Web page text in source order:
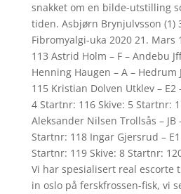
snakket om en bilde-utstilling
tiden. Asbjørn Brynjulvsson (1)
Fibromyalgi-uka 2020 21. Mars
113 Astrid Holm – F – Andebu
Henning Haugen – A – Hedrum
115 Kristian Dolven Utklev – E2
4 Startnr: 116 Skive: 5 Startnr:
Aleksander Nilsen Trollsås – JB
Startnr: 118 Ingar Gjersrud – E1
Startnr: 119 Skive: 8 Startnr:
Vi har spesialisert real escorte
in oslo på ferskfrossen-fisk, vi